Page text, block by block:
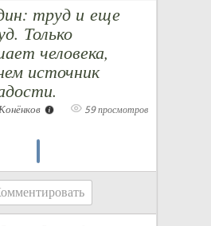
труд и еще
Только
человека,
источник
59 просмотров